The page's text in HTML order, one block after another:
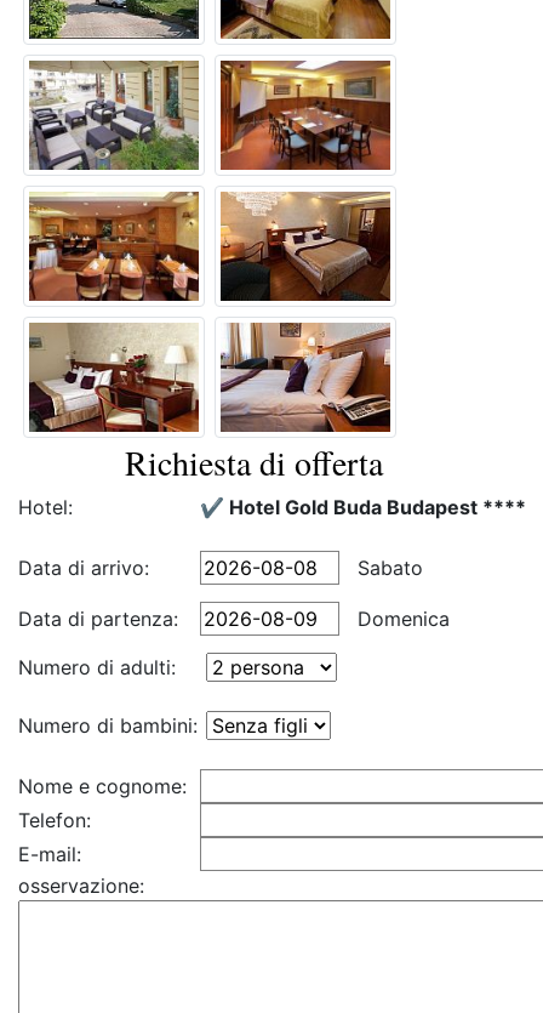
Richiesta di offerta
Hotel: ✔️ Hotel Gold Buda Budapest ****
Data di arrivo: Sabato
Data di partenza:
Domenica
Numero di adulti:
Numero di bambini:
Nome e cognome:
Telefon:
E-mail:
osservazione: